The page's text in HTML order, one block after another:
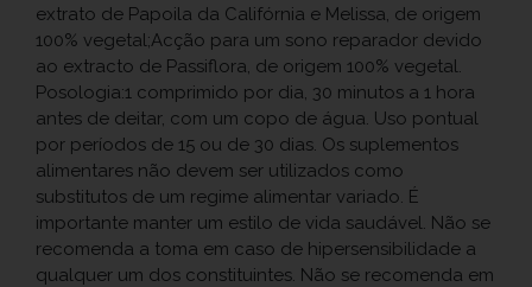
extrato de Papoila da Califórnia e Melissa, de origem
100% vegetal;Acção para um sono reparador devido
ao extracto de Passiflora, de origem 100% vegetal.
Posologia:1 comprimido por dia, 30 minutos a 1 hora
antes de deitar, com um copo de água. Uso pontual
por períodos de 15 ou de 30 dias. Os suplementos
alimentares não devem ser utilizados como
substitutos de um regime alimentar variado. É
importante manter um estilo de vida saudável. Não se
recomenda a toma em caso de hipersensibilidade a
qualquer um dos constituintes. Não se recomenda em